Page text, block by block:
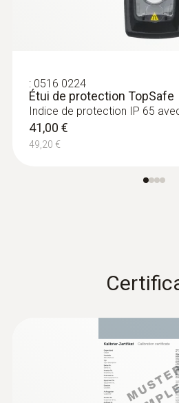
: 0516 0224
Étui de protection TopSafe
Indice de protection IP 65
41,00 €
49,20 €